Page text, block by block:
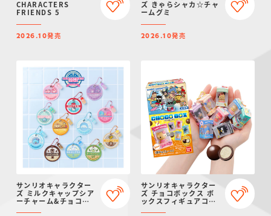
CHARACTERS
FRIENDS 5
2026.10発売
ズ きゃらシャカ☆チャ
ームグミ
2026.10発売
サンリオキャラクター
ズ ミルクキャップシア
ーチャーム&チョコボ
サンリオキャラクター
ズ チョコボックス ボ
ックスフィギュアコレ